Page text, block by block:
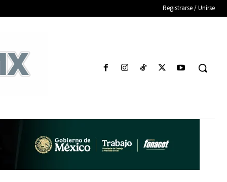
Registrarse / Unirse